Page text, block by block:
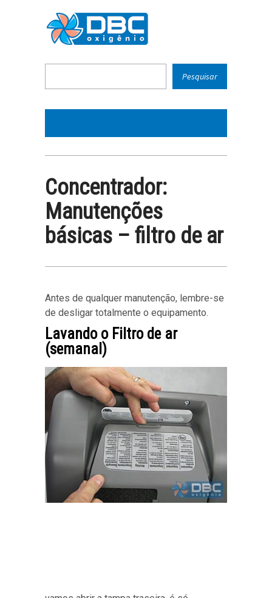
Concentrador:
Manutenções
básicas – filtro de ar
Antes de qualquer manutenção, lembre-se
de desligar totalmente o equipamento.
Lavando o Filtro de ar
(semanal)